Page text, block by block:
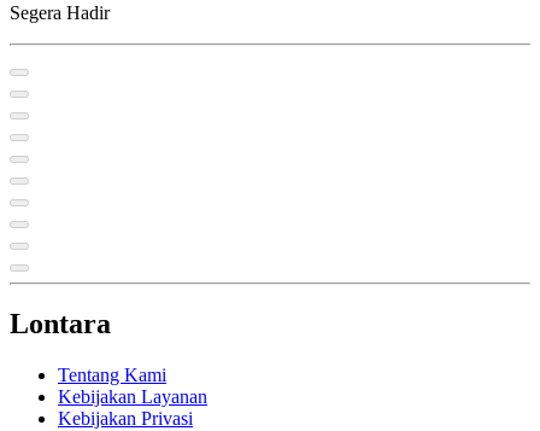
Segera Hadir
Lontara
Tentang Kami
Kebijakan Layanan
Kebijakan Privasi